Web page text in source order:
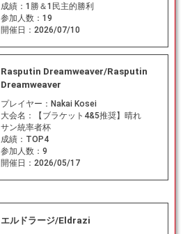
成績： 1勝＆1民主的勝利
参加人数： 19
開催日： 2026/07/10
Rasputin Dreamweaver/Rasputin
Dreamweaver
プレイヤー： Nakai Kosei
大会名：
【ブラケット4&5推奨】晴れ
サン統率者杯
成績： TOP4
参加人数： 9
開催日： 2026/05/17
エルドラージ/Eldrazi